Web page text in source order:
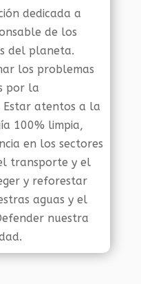
dedicada a
de los
del planeta.
los problemas
por la
Estar atentos a la
100% limpia,
en los sectores
transporte y el
y reforestar
aguas y el
nuestra